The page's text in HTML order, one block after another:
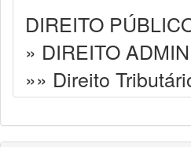
DIREITO
» DIREITO
»» Direito